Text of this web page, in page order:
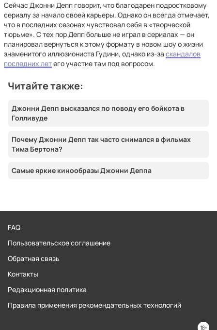
Сейчас Джонни Депп говорит, что благодарен подростковому
сериалу за начало своей карьеры. Однако он всегда отмечает,
что в последних сезонах чувствовал себя в «творческой
тюрьме». С тех пор Депп больше не играл в сериалах — он
планировал вернуться к этому формату в новом шоу о жизни
знаменитого иллюзиониста Гудини, однако из-за скандалов
последних летего участие там под вопросом.
Читайте также:
Джонни Депп высказался по поводу его бойкота в
Голливуде
Почему Джонни Депп так часто снимался в фильмах
Тима Бертона?
Самые яркие кинообразы Джонни Деппа
FAQ
Пользовательское соглашение
Обратная связь
Контакты
Редакционная политика
Правила применения рекомендательных технологий